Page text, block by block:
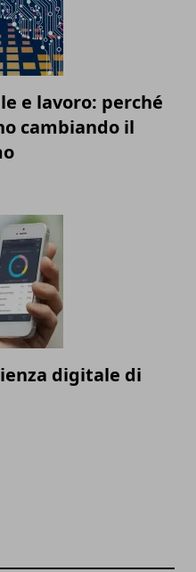
e lavoro: perché
cambiando il
digitale di